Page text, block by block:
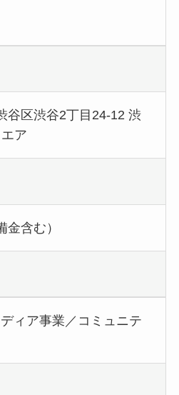
谷区渋谷2丁目24-12 渋
ア
含む）
ィア事業／コミュニテ